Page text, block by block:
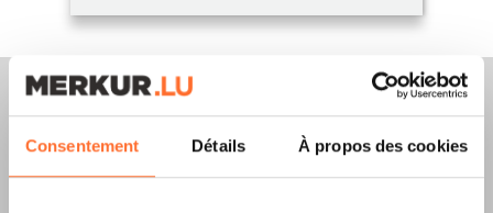
Consentement Détails À propos des cookies
Merkur Magazine